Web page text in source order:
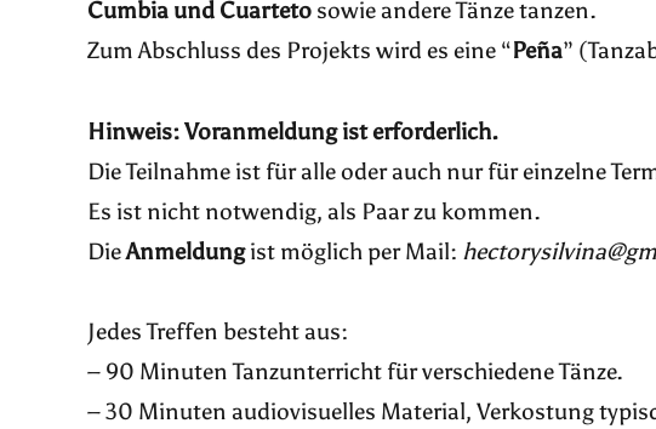
Cumbia und Cuarteto sowie andere Tänze tanzen.
Zum Abschluss des Projekts wird es eine “Peña”
Hinweis: Voranmeldung ist erforderlich.
Die Teilnahme ist für alle oder auch nur für einzelne
Es ist nicht notwendig, als Paar zu kommen.
DieAnmeldungist möglich per Mail:
Jedes Treffen besteht aus:
– 90 Minuten Tanzunterricht für verschiedene Tänze.
– 30 Minuten audiovisuelles Material, Verkostung